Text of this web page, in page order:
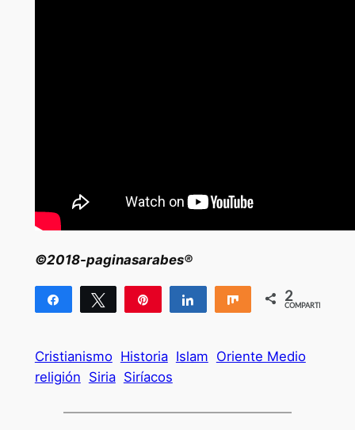
©2018-paginasarabes®
Compartir Twittear Compartir Compartir
2
COMPARTIR
Cristianismo Historia Islam Oriente Medio
religión Siria Siríacos